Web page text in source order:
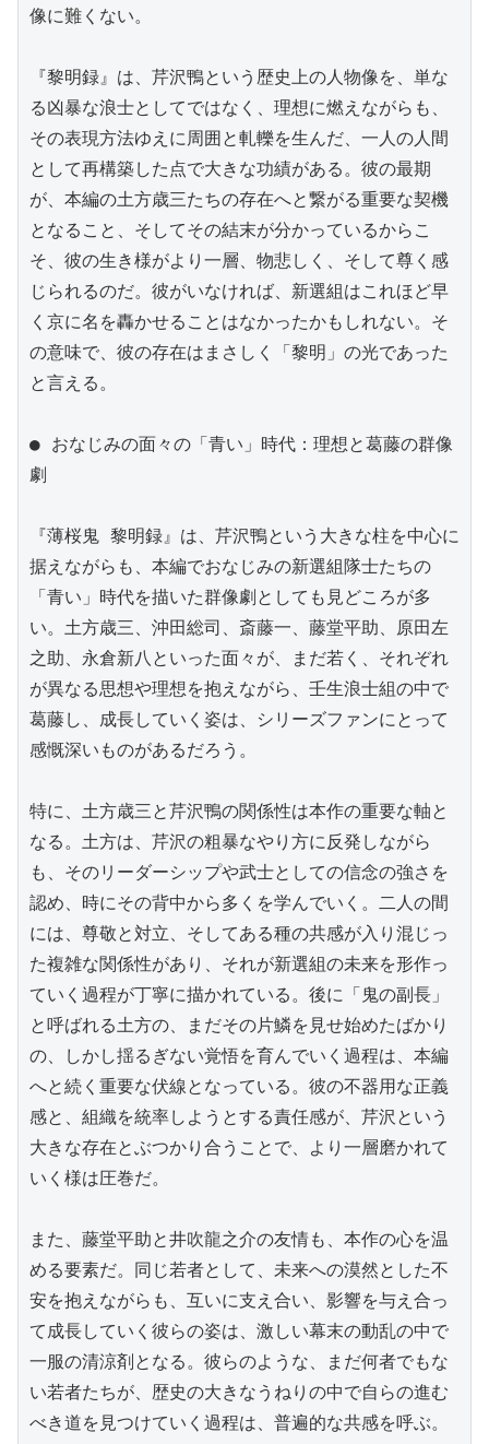
像に難くない。
『黎明録』は、芹沢鴨という歴史上の人物像を、単な
る凶暴な浪士としてではなく、理想に燃えながらも、
その表現方法ゆえに周囲と軋轢を生んだ、一人の人間
として再構築した点で大きな功績がある。彼の最期
が、本編の土方歳三たちの存在へと繋がる重要な契機
となること、そしてその結末が分かっているからこ
そ、彼の生き様がより一層、物悲しく、そして尊く感
じられるのだ。彼がいなければ、新選組はこれほど早
く京に名を轟かせることはなかったかもしれない。そ
の意味で、彼の存在はまさしく「黎明」の光であった
と言える。
● おなじみの面々の「青い」時代：理想と葛藤の群像
劇
『薄桜鬼 黎明録』は、芹沢鴨という大きな柱を中心に
据えながらも、本編でおなじみの新選組隊士たちの
「青い」時代を描いた群像劇としても見どころが多
い。土方歳三、沖田総司、斎藤一、藤堂平助、原田左
之助、永倉新八といった面々が、まだ若く、それぞれ
が異なる思想や理想を抱えながら、壬生浪士組の中で
葛藤し、成長していく姿は、シリーズファンにとって
感慨深いものがあるだろう。
特に、土方歳三と芹沢鴨の関係性は本作の重要な軸と
なる。土方は、芹沢の粗暴なやり方に反発しながら
も、そのリーダーシップや武士としての信念の強さを
認め、時にその背中から多くを学んでいく。二人の間
には、尊敬と対立、そしてある種の共感が入り混じっ
た複雑な関係性があり、それが新選組の未来を形作っ
ていく過程が丁寧に描かれている。後に「鬼の副長」
と呼ばれる土方の、まだその片鱗を見せ始めたばかり
の、しかし揺るぎない覚悟を育んでいく過程は、本編
へと続く重要な伏線となっている。彼の不器用な正義
感と、組織を統率しようとする責任感が、芹沢という
大きな存在とぶつかり合うことで、より一層磨かれて
いく様は圧巻だ。
また、藤堂平助と井吹龍之介の友情も、本作の心を温
める要素だ。同じ若者として、未来への漠然とした不
安を抱えながらも、互いに支え合い、影響を与え合っ
て成長していく彼らの姿は、激しい幕末の動乱の中で
一服の清涼剤となる。彼らのような、まだ何者でもな
い若者たちが、歴史の大きなうねりの中で自らの進む
べき道を見つけていく過程は、普遍的な共感を呼ぶ。